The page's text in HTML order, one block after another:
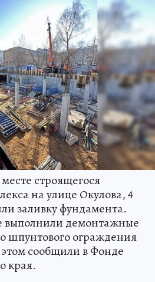
строящегося
на улице Окулова, 4
заливку фундамента.
выполнили демонтажные
шпунтового ограждения
сообщили в Фонде
края.